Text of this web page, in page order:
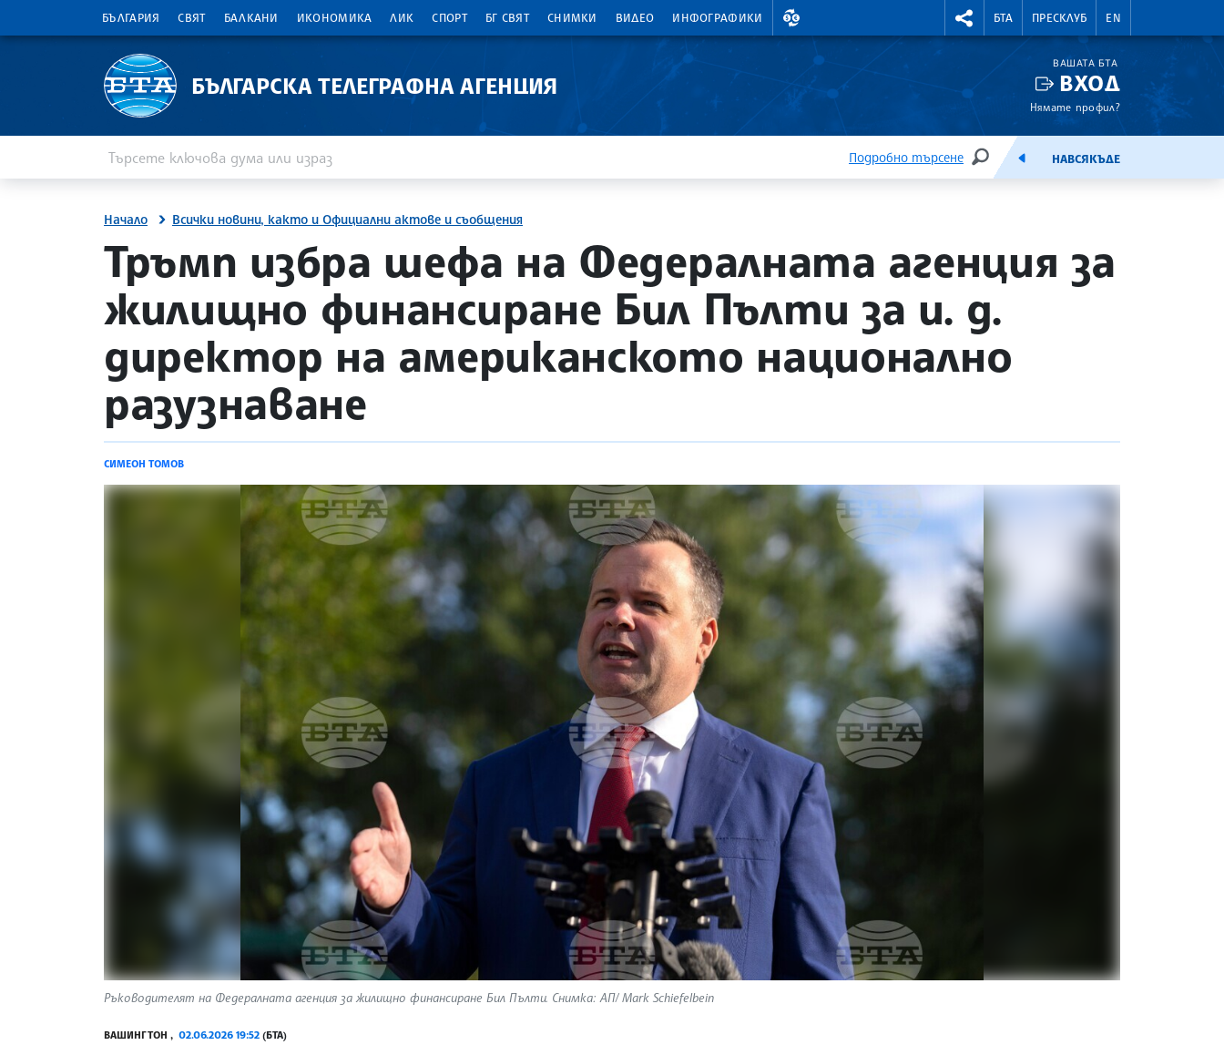
БЪЛГАРИЯ СВЯТ БАЛКАНИ ИКОНОМИКА ЛИК СПОРТ БГ СВЯТ СНИМКИ ВИДЕО ИНФОГРАФИКИ
ВАЛУТНИ КУРСОВЕ RIGHTMENU.SOCIAL
БТА ПРЕСКЛУБ EN
БЪЛГАРСКА ТЕЛЕГРАФНА АГЕНЦИЯ
ВАШАТА БТА
ВХОД
Нямате профил?
Подробно търсене
ТЪРСЕНЕЕМИСИЯНАВСЯКЪДЕ
Начало Всички новини, както и Официални актове и съобщения
site.bta
Тръмп избра шефа на Федералната агенция за
жилищно финансиране Бил Пълти за и. д.
директор на американското национално
разузнаване
СИМЕОН ТОМОВ
Ръководителят на Федералната агенция за жилищно финансиране Бил Пълти. Снимка: АП/ Mark Schiefelbein
ВАШИНГТОН , 02.06.2026 19:52 (БТА)